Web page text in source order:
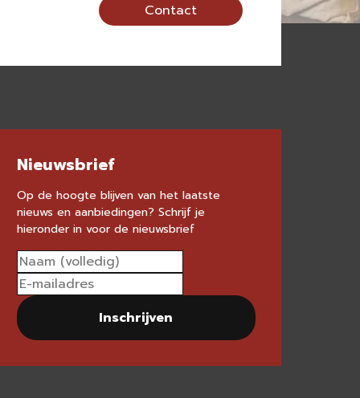
Contact
Nieuwsbrief
Op de hoogte blijven van het laatste
nieuws en aanbiedingen? Schrijf je
hieronder in voor de nieuwsbrief
Inschrijven